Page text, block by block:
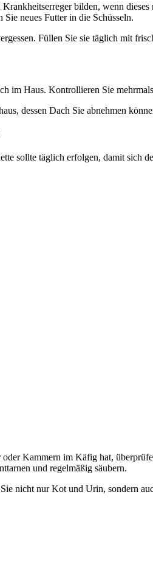
bilden, wenn
neues Futter in die Schüsseln.
Füllen Sie sie täglich mit
im Haus. Kontrollieren Sie
dessen Dach Sie abnehmen
sollte täglich erfolgen, damit
oder Kammern im Käfig hat,
und regelmäßig säubern.
nicht nur Kot und Urin, sondern